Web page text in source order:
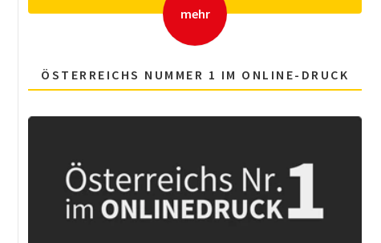
mehr
ÖSTERREICHS NUMMER 1 IM ONLINE-DRUCK